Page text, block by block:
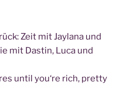
Zeit mit Jayla­na und
mit Das­tin, Luca und
until you‘re rich, pret­ty